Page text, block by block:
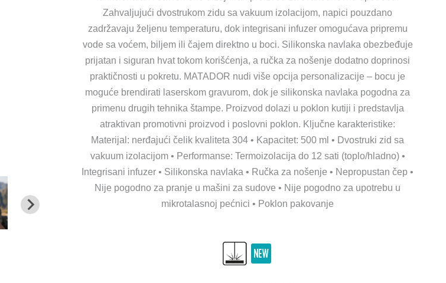
Zahvaljujući dvostrukom zidu sa vakuum izolacijom, napici pouzdano
zadržavaju željenu temperaturu, dok integrisani infuzer omogućava pripremu
vode sa voćem, biljem ili čajem direktno u boci. Silikonska navlaka obezbeđuje
prijatan i siguran hvat tokom korišćenja, a ručka za nošenje dodatno doprinosi
praktičnosti u pokretu. MATADOR nudi više opcija personalizacije – bocu je
moguće brendirati laserskom gravurom, dok je silikonska navlaka pogodna za
primenu drugih tehnika štampe. Proizvod dolazi u poklon kutiji i predstavlja
atraktivan promotivni proizvod i poslovni poklon. Ključne karakteristike:
Materijal: nerđajući čelik kvaliteta 304 • Kapacitet: 500 ml • Dvostruki zid sa
vakuum izolacijom • Performanse: Termoizolacija do 12 sati (toplo/hladno) •
Integrisani infuzer • Silikonska navlaka • Ručka za nošenje • Nepropustan čep •
Nije pogodno za pranje u mašini za sudove • Nije pogodno za upotrebu u
mikrotalasnoj pećnici • Poklon pakovanje